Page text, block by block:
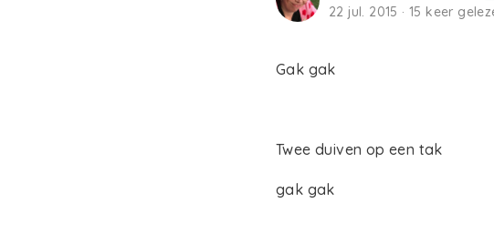
22 jul. 2015 · 15 keer
Gak gak
Twee duiven op een tak
gak gak